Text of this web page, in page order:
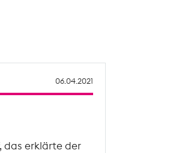
06.04.2021
das erklärte der